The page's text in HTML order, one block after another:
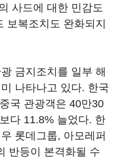
사드에 대한 민감도
보복조치도 완화되지
금지조치를 일부 해
나타나고 있다. 한국
국 관광객은 40만30
다 11.8% 늘었다. 한
롯데그룹, 아모레퍼
반등이 본격화될 수